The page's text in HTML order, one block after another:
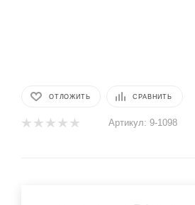
ОТЛОЖИТЬ СРАВНИТЬ
Артикул: 9-1098